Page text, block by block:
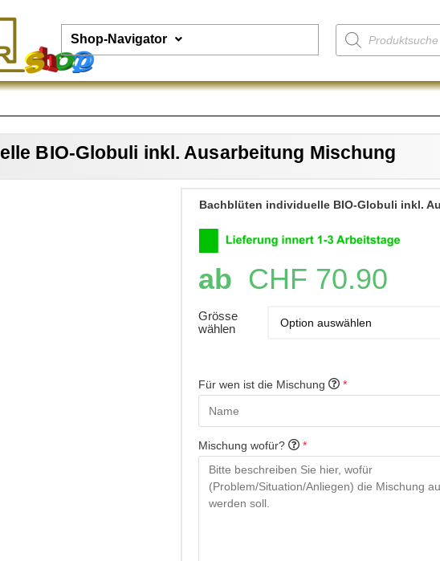
Shop-Navigator
BIO-Globuli inkl. Ausarbeitung Mischung
Bachblüten individuelle BIO-Globuli inkl.
ab CHF 70.90
Grösse
wählen
Für wen ist die Mischung *
Mischung wofür? *